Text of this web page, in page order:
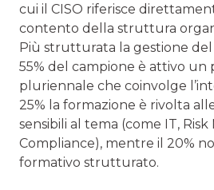
cui il CISO riferisce
contento della struttura
Più strutturata la gestione
55% del campione è attivo un
pluriennale che coinvolge
25% la formazione è rivolta
sensibili al tema (come IT,
Compliance), mentre il 20%
formativo strutturato.